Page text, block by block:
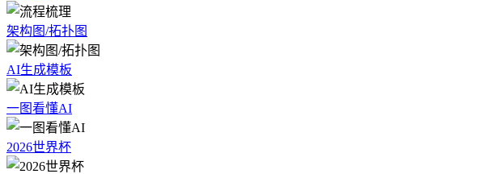
架构图/拓扑图
AI生成模板
一图看懂AI
2026世界杯